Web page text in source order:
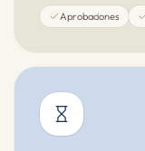
Aprobaciones